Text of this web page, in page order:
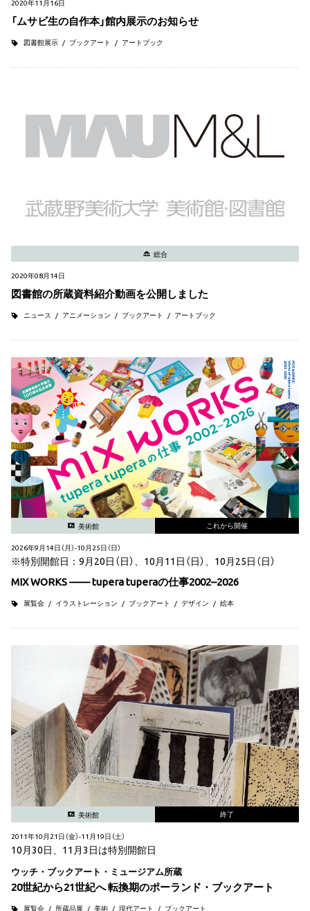
2020年11月16日
「ムサビ生の自作本」館内展示のお知らせ
図書館展示 ブックアート アートブック
総合
2020年08月14日
図書館の所蔵資料紹介動画を公開しました
ニュース アニメーション ブックアート アートブック
美術館 これから開催
2026年9月14日（月）-10月25日（日）
※特別開館日：9月20日（日）、10月11日（日）、10月25日（日）
MIX WORKS —— tupera tuperaの仕事2002–2026
展覧会 イラストレーション ブックアート デザイン 絵本
美術館 終了
2011年10月21日（金）-11月19日（土）
10月30日、11月3日は特別開館日
ウッチ・ブックアート・ミュージアム所蔵
20世紀から21世紀へ 転換期のポーランド・ブックアート
展覧会 所蔵品展 美術 現代アート ブックアート